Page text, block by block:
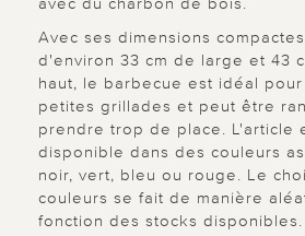
Avec ses dimensions compactes
d'environ 33 cm de large et 43
haut, le barbecue est idéal pour
petites grillades et peut être
prendre trop de place. L'article
disponible dans des couleurs
noir, vert, bleu ou rouge. Le
couleurs se fait de manière
fonction des stocks